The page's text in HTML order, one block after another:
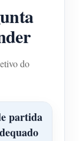
do
partida